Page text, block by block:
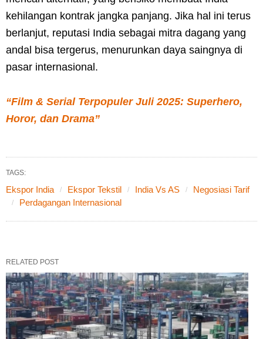
kehilangan kontrak jangka panjang. Jika hal ini terus
berlanjut, reputasi India sebagai mitra dagang yang
andal bisa tergerus, menurunkan daya saingnya di
pasar internasional.
“Film & Serial Terpopuler Juli 2025: Superhero,
Horor, dan Drama”
TAGS:
Ekspor India Ekspor Tekstil India Vs AS
Negosiasi Tarif
Perdagangan Internasional
RELATED POST